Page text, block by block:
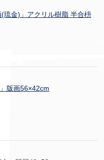
琉金)」アクリル樹脂 半合枡
版画56×42cm